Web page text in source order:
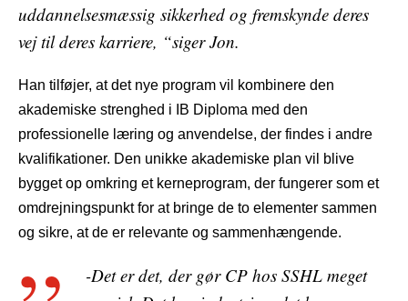
uddannelsesmæssig sikkerhed og fremskynde deres
vej til deres karriere, “siger Jon.
Han tilføjer, at det nye program vil kombinere den
akademiske strenghed i IB Diploma med den
professionelle læring og anvendelse, der findes i andre
kvalifikationer. Den unikke akademiske plan vil blive
bygget op omkring et kerneprogram, der fungerer som et
omdrejningspunkt for at bringe de to elementer sammen
og sikre, at de er relevante og sammenhængende.
-Det er det, der gør CP hos SSHL meget